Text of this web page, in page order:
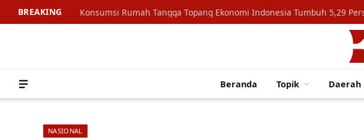
BREAKING
Beranda Topik Daerah
NASIONAL